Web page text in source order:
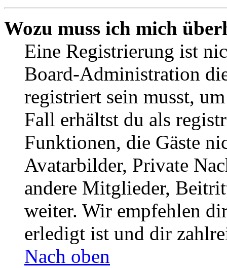
Wozu muss ich mich
Eine Registrierung ist
Board-Administration
registriert sein musst,
Fall erhältst du als
Funktionen, die Gäste
Avatarbilder, Private
andere Mitglieder,
weiter. Wir empfehlen
erledigt ist und dir
Nach oben